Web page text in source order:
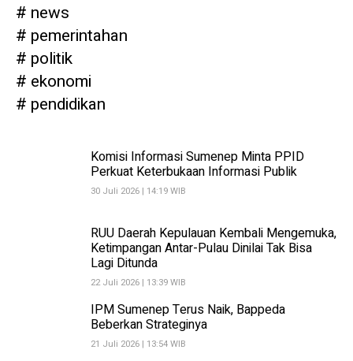
news
pemerintahan
politik
ekonomi
pendidikan
Komisi Informasi Sumenep Minta PPID
Perkuat Keterbukaan Informasi Publik
30 Juli 2026 | 14:19 WIB
RUU Daerah Kepulauan Kembali Mengemuka,
Ketimpangan Antar-Pulau Dinilai Tak Bisa
Lagi Ditunda
22 Juli 2026 | 13:39 WIB
IPM Sumenep Terus Naik, Bappeda
Beberkan Strateginya
21 Juli 2026 | 13:54 WIB